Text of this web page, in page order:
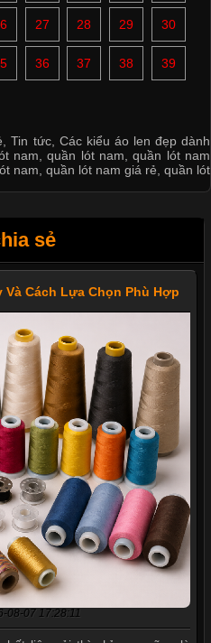
27 28 29 30
36 37 38 39
,Tin tức, Các kiểu áo len đẹp dành
nam ,quần lót nam ,quần lót nam
nam quần lót nam giá rẻ quần lót
sẻ
Và Cách Lựa Chọn Phù Hợp
08-07 17:28:11
lót nam nữ hè thu 2017